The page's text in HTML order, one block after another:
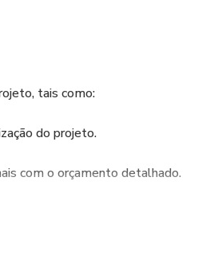
tais como:
do projeto.
com o orçamento detalhado.